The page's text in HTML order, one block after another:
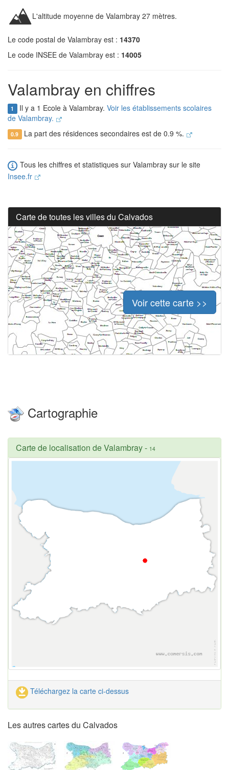
L'altitude moyenne de Valambray 27 mètres.
Le code postal de Valambray est : 14370
Le code INSEE de Valambray est : 14005
Valambray en chiffres
1 Il y a 1 Ecole à Valambray. Voir les établissements scolaires
de Valambray.
0.9 La part des résidences secondaires est de 0.9 %.
Tous les chiffres et statistiques sur Valambray sur le site
Insee.fr
Carte de toutes les villes du Calvados
Voir cette carte >>
Cartographie
Carte de localisation de Valambray- 14
Téléchargez la carte ci-dessus
Les autres cartes du Calvados